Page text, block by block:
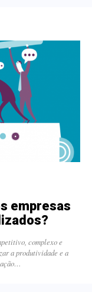
empresas
complexo e
a produtividade e a